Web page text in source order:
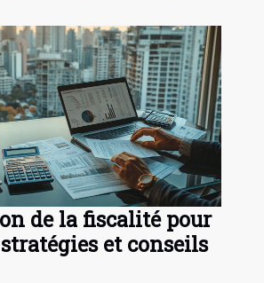
de la fiscalité pour
et conseils